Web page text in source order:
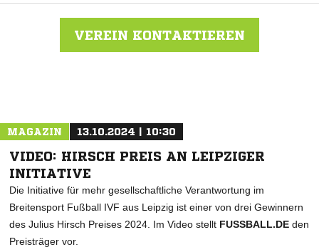
VEREIN KONTAKTIEREN
MAGAZIN 13.10.2024 | 10:30
VIDEO: HIRSCH PREIS AN LEIPZIGER
INITIATIVE
Die Initiative für mehr gesellschaftliche Verantwortung im
Breitensport Fußball IVF aus Leipzig ist einer von drei Gewinnern
des Julius Hirsch Preises 2024. Im Video stellt FUSSBALL.DE den
Preisträger vor.